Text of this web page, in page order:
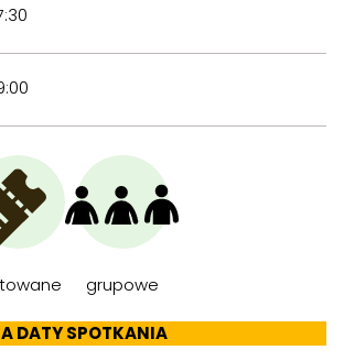
grupowe
DATY SPOTKANIA